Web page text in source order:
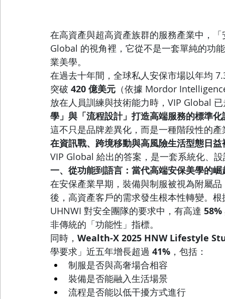
在高資產與超高資產族群的服務產業中，
Global 的視角裡，它從不是一套單純的功
業美學。
在過去十年間，全球私人安保市場以年均
突破 420 億美元 （依據 Mordor
放在人員訓練與技術能力時，VIP Global
學」與「流程設計」打造高端服務的標準化
這不只是品牌差異化，而是一種階段性的
在資訊戰、跨境移動與高風險生活型態日
VIP Global 給出的答案，是一套系統化、
一、從功能到語言：當代高端安保美學的崛
在安保產業早期，裝備與制服被視為附屬
後，高資產客戶的需求發生根本性轉變。
UHNWI 對安全團隊的要求中，有高達 58%
非傳統的「功能性」指標。
同時， Wealth-X 2025 HNW Lifestyle
學要求」近五年增長超過 41% ，包括：
制服是否與高奢場合相容
裝備是否能融入生活場景
流程是否能以低干擾方式進行